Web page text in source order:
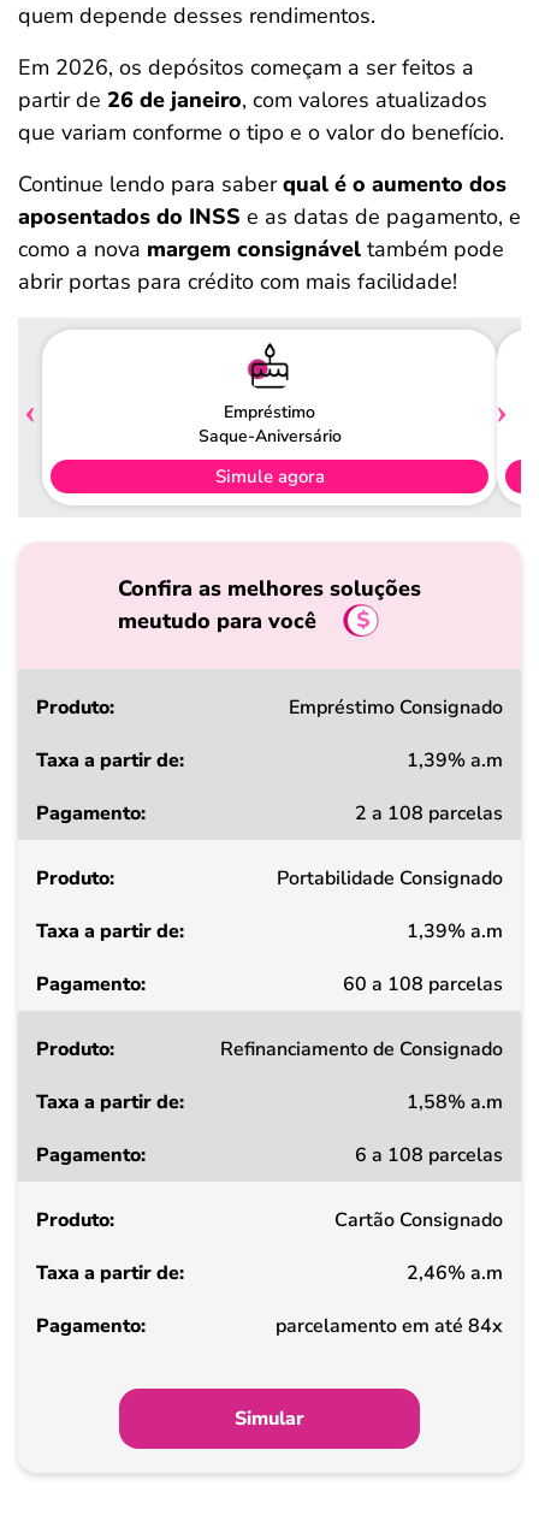
quem depende desses rendimentos.
Em 2026, os depósitos começam a ser feitos a
partir de 26 de janeiro, com valores atualizados
que variam conforme o tipo e o valor do benefício.
Continue lendo para saberqual é o aumento dos
aposentados do INSS e as datas de pagamento, e
como a nova margem consignável também pode
abrir portas para crédito com mais facilidade!
Empréstimo
Saque-Aniversário
Simule agora
Confira as melhores soluções
meutudo para você
Produto
a
de
Pagamento
Empréstimo Consignado
1,39% a.m
2 a 108 parcelas
Portabilidade Consignado
1,39% a.m
60 a 108 parcelas
Refinanciamento de Consignado
1,58% a.m
6 a 108 parcelas
Cartão Consignado
2,46% a.m
parcelamento em até 84x
Simular